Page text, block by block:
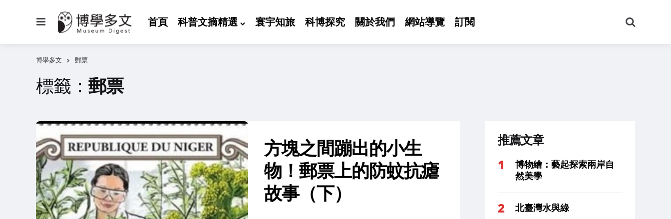
首頁 科普文摘精選 寰宇知旅 科博探究 關於我們 網站導覽 訂閱
尋
博學多文 郵票
標籤： 郵票
方塊之間蹦出的小生
物！郵票上的防蚊抗瘧
故事（下）
推薦文章
博物繪：藝起探索兩岸自
然美學
北臺灣水與綠